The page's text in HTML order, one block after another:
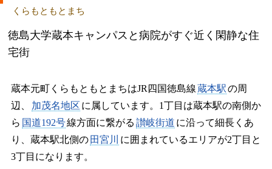
くらもともとまち
徳島大学蔵本キャンパスと病院がすぐ近く閑静な住
宅街
蔵本元町くらもともとまちはJR四国徳島線蔵本駅の周
辺、
加茂名地区 に属しています。1丁目は蔵本駅の南側か
ら 国道192号線方面に繋がる 讃岐街道 に沿って細長くあ
り、蔵本駅北側の 田宮川
に囲まれているエリアが2丁目と
3丁目になります。